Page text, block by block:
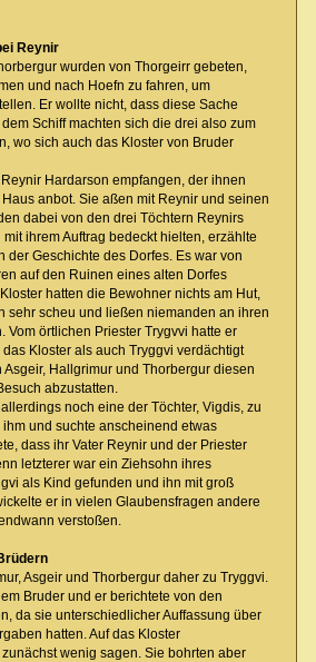
Reynir
wurden von Thorgeirr gebeten,
und nach Hoefn zu fahren, um
Er wollte nicht, dass diese Sache
Schiff machten sich die drei also zum
wo sich auch das Kloster von Bruder
Hardarson empfangen, der ihnen
anbot. Sie aßen mit Reynir und seinen
dabei von den drei Töchtern Reynirs
ihrem Auftrag bedeckt hielten, erzählte
der Geschichte des Dorfes. Es war von
auf den Ruinen eines alten Dorfes
hatten die Bewohner nichts am Hut,
sehr scheu und ließen niemanden an ihren
Vom örtlichen Priester Trygvvi hatte er
Kloster als auch Tryggvi verdächtigt
Hallgrimur und Thorbergur diesen
abzustatten.
noch eine der Töchter, Vigdis, zu
und suchte anscheinend etwas
dass ihr Vater Reynir und der Priester
letzterer war ein Ziehsohn ihres
als Kind gefunden und ihn mit groß
er in vielen Glaubensfragen andere
verstoßen.
Asgeir und Thorbergur daher zu Tryggvi.
Bruder und er berichtete von den
da sie unterschiedlicher Auffassung über
hatten. Auf das Kloster
wenig sagen. Sie bohrten aber